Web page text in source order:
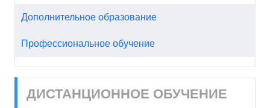
Дополнительное образование
Профессиональное обучение
ДИСТАНЦИОННОЕ ОБУЧЕНИЕ